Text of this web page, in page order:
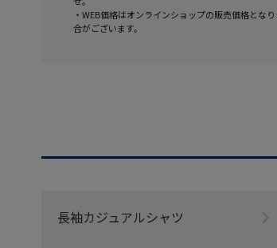
・WEB価格はオンラインショップの販売価格とな
合がございます。
長袖カジュアルシャツ